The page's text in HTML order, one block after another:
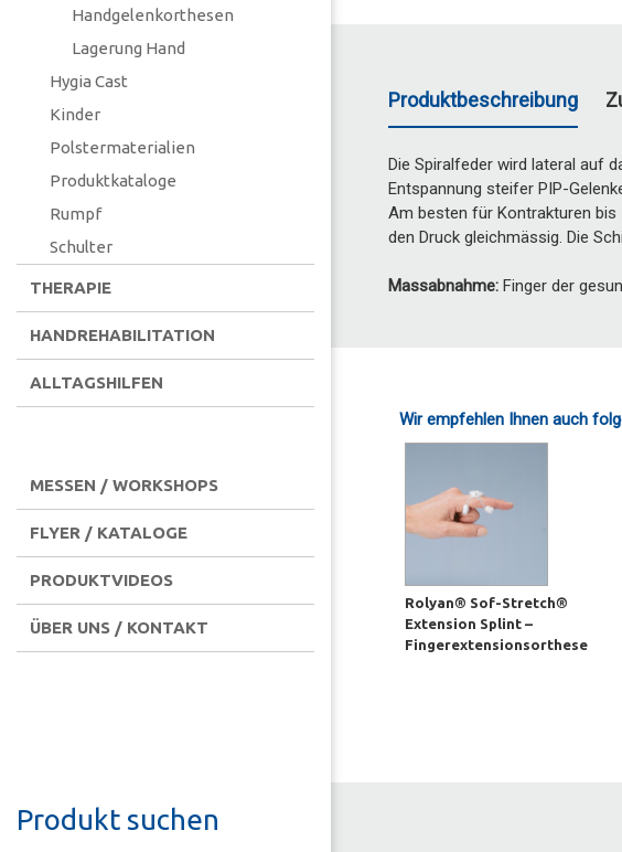
Handgelenkorthesen
Lagerung Hand
Hygia Cast
Kinder
Polstermaterialien
Produktkataloge
Rumpf
Schulter
THERAPIE
HANDREHABILITATION
ALLTAGSHILFEN
MESSEN / WORKSHOPS
FLYER / KATALOGE
PRODUKTVIDEOS
ÜBER UNS / KONTAKT
Produkt suchen
Produktbeschreibung
Die Spiralfeder wird lateral auf
Entspannung steifer PIP-
Am besten für Kontrakturen bis
den Druck gleichmässig. Die
Massabnahme: Finger der
Wir empfehlen Ihnen auch
Rolyan® Sof-Stretch®
Extension Splint –
Fingerextensionsorthese